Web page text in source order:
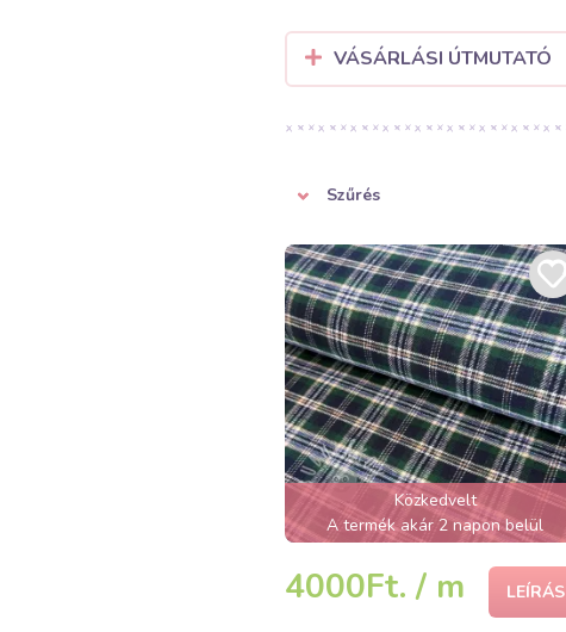
VÁSÁRLÁSI ÚTMUTATÓ
Szűrés
Közkedvelt
A termék akár 2 napon belül
elfogyhat!
4000Ft. / m LEÍRÁS